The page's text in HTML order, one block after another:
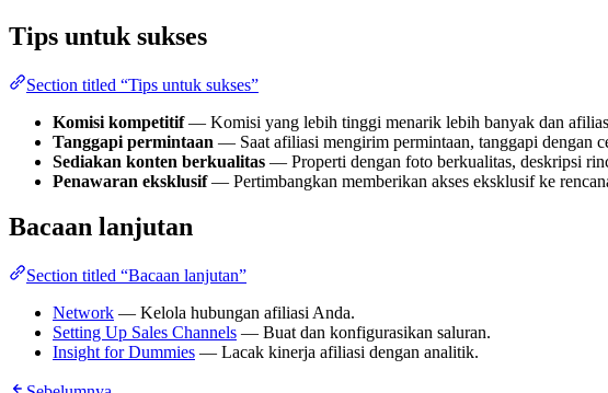
Tips untuk sukses
Section titled “Tips untuk sukses”
Komisi kompetitif— Komisi yang lebih tinggi menarik lebih banyak dan
Tanggapi permintaan — Saat afiliasi mengirim permintaan, tanggapi dengan
Sediakan konten berkualitas — Properti dengan foto berkualitas, deskripsi
Penawaran eksklusif— Pertimbangkan memberikan akses eksklusif ke
Bacaan lanjutan
Section titled “Bacaan lanjutan”
Network — Kelola hubungan afiliasi Anda.
Setting Up Sales Channels — Buat dan konfigurasikan saluran.
Insight for Dummies — Lacak kinerja afiliasi dengan analitik.